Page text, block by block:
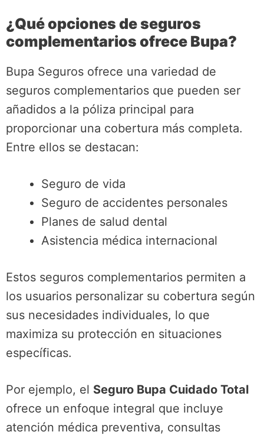
¿Qué opciones de seguros
complementarios ofrece Bupa?
Bupa Seguros ofrece una variedad de
seguros complementarios que pueden ser
añadidos a la póliza principal para
proporcionar una cobertura más completa.
Entre ellos se destacan:
Seguro de vida
Seguro de accidentes personales
Planes de salud dental
Asistencia médica internacional
Estos seguros complementarios permiten a
los usuarios personalizar su cobertura según
sus necesidades individuales, lo que
maximiza su protección en situaciones
específicas.
Por ejemplo, el Seguro Bupa Cuidado Total
ofrece un enfoque integral que incluye
atención médica preventiva, consultas